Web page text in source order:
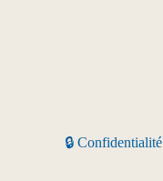
🔒 Confidentialité